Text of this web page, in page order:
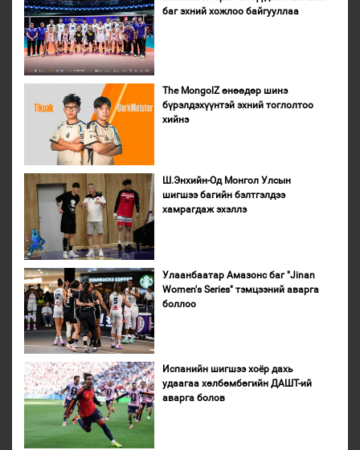
баг эхний хожлоо байгууллаа
The MongolZ өнөөдөр шинэ
бүрэлдэхүүнтэй эхний тоглолтоо
хийнэ
Ш.Энхийн-Од Монгол Улсын
шигшээ багийн бэлтгэлдээ
хамрагдаж эхэллэ
Улаанбаатар Амазонс баг "Jinan
Women's Series" тэмцээний аварга
боллоо
Испанийн шигшээ хоёр дахь
удаагаа хөлбөмбөгийн ДАШТ-ий
аварга болов